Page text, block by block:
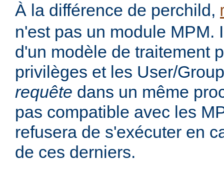
À la différence de perchild,
n'est pas un module MPM.
d'un modèle de traitement
privilèges et les User/
requête dans un même
pas compatible avec les
refusera de s'exécuter en
de ces derniers.